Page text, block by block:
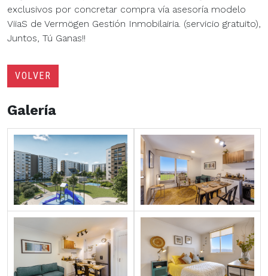
exclusivos por concretar compra vía asesoría modelo
ViiaS de Vermögen Gestión Inmobilairia. (servicio gratuito),
Juntos, Tú Ganas!!
VOLVER
Galería